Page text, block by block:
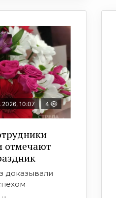
10:07 4
отмечают
доказывали